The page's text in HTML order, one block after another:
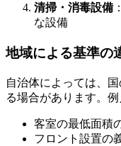
清掃・消毒設備
な設備
地域による基準の
自治体によっては、
る場合があります。例
客室の最低面積
フロント設置の